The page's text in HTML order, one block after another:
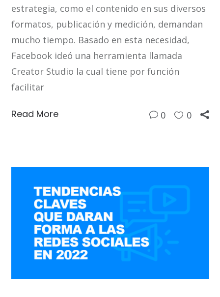
estrategia, como el contenido en sus diversos
formatos, publicación y medición, demandan
mucho tiempo. Basado en esta necesidad,
Facebook ideó una herramienta llamada
Creator Studio la cual tiene por función
facilitar
Read More 0 0